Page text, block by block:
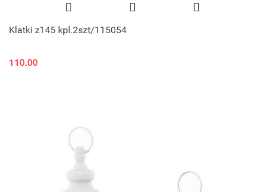
Klatki z145 kpl.2szt/115054
110.00